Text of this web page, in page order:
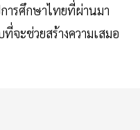
ารศึกษาไทยที่ผ่านมา
จะช่วยสร้างความเสมอ